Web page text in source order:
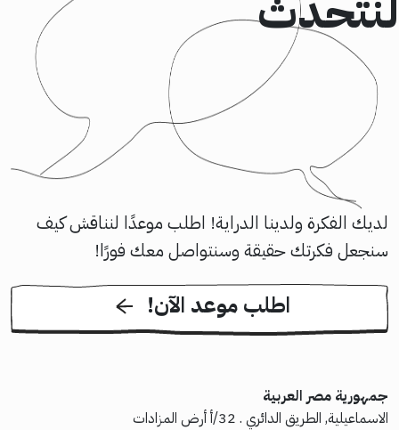
لديك الفكرة ولدينا الدراية! اطلب موعدًا لنناقش كيف
سنجعل فكرتك حقيقة وسنتواصل معك فورًا!
!اطلب موعد الآن
جمهورية مصر العربية
الاسماعيلية, الطريق الدائري . 32/أ أرض المزادات